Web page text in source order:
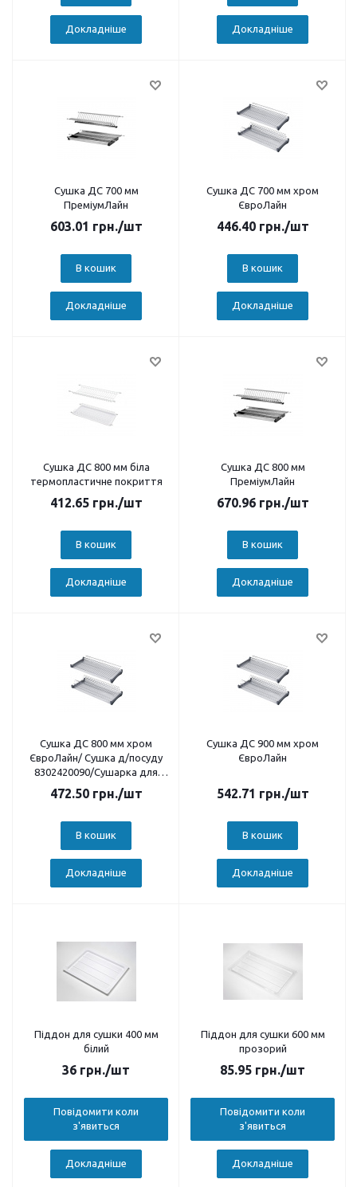
Докладніше Докладніше
Сушка ДС 700 мм
ПреміумЛайн
603.01 грн./шт
В кошик
Докладніше
Сушка ДС 700 мм хром
ЄвроЛайн
446.40грн./шт
В кошик
Докладніше
Сушка ДС 800 мм біла
термопластичне покриття
412.65грн./шт
В кошик
Докладніше
Сушка ДС 800 мм
ПреміумЛайн
670.96грн./шт
В кошик
Докладніше
Сушка ДС 800 мм хром
ЄвроЛайн/ Сушка д/посуду
8302420090/Сушарка для
посуду на 2 рівні
472.50грн./шт
В кошик
Докладніше
Сушка ДС 900 мм хром
ЄвроЛайн
542.71 грн./шт
В кошик
Докладніше
Піддон для сушки 400 мм
білий
36 грн./шт
Повідомити коли
з'явиться
Докладніше
Піддон для сушки 600 мм
прозорий
85.95 грн./шт
Повідомити коли
з'явиться
Докладніше